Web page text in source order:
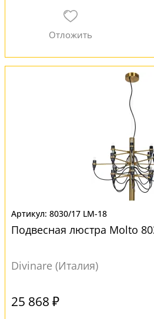
8030/17 LM-18
Подвесная люстра Molto
Divinare (Италия)
25 868 ₽